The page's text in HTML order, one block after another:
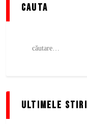
cauta
după:
Ultimele stiri